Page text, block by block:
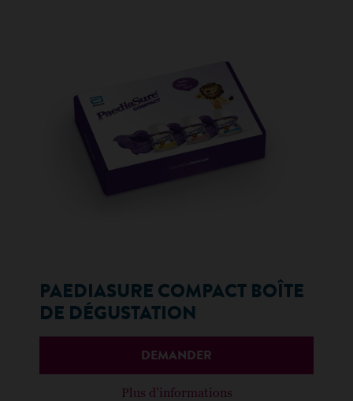
PAEDIASURE COMPACT BOÎTE
DE DÉGUSTATION
DEMANDER
Plus d’informations